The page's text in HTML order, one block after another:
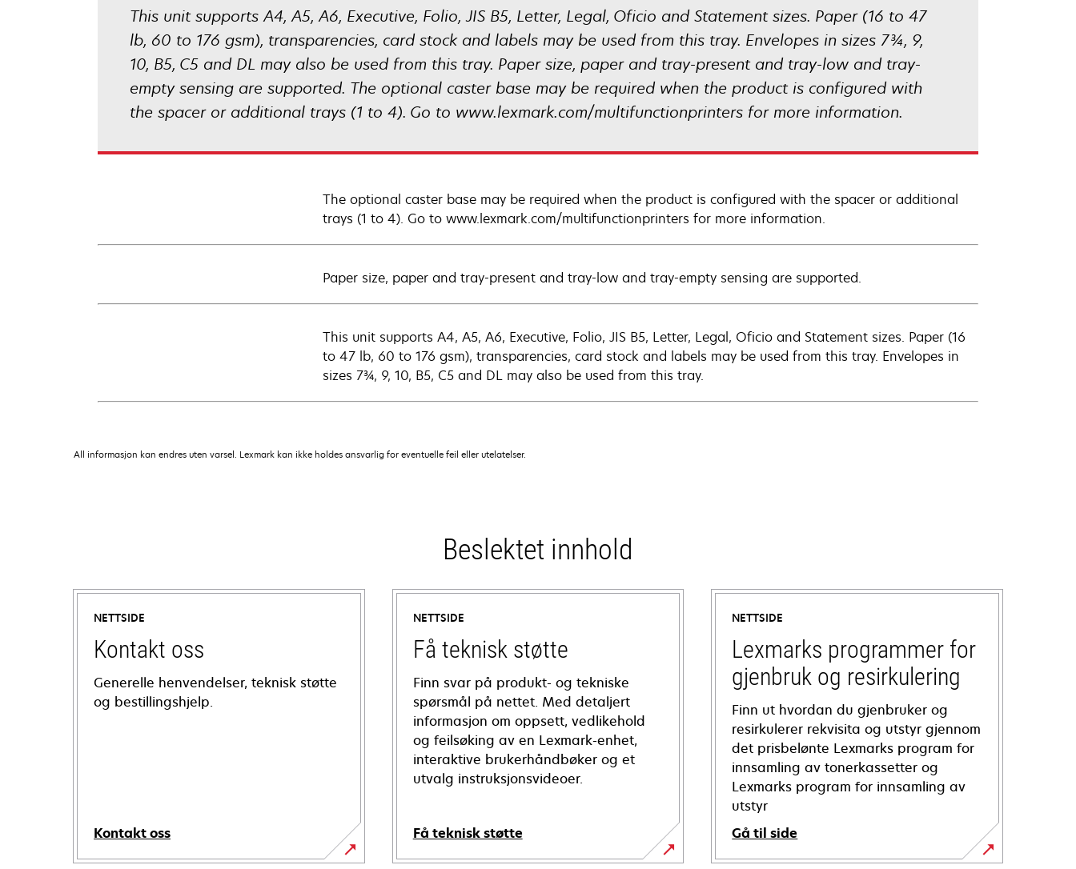
This unit supports A4, A5, A6, Executive, Folio, JIS B5, Letter, Legal, Oficio and Statement sizes. Paper (16 to 47
lb, 60 to 176 gsm), transparencies, card stock and labels may be used from this tray. Envelopes in sizes 7¾, 9,
10, B5, C5 and DL may also be used from this tray. Paper size, paper and tray-present and tray-low and tray-
empty sensing are supported. The optional caster base may be required when the product is configured with
the spacer or additional trays (1 to 4). Go to www.lexmark.com/multifunctionprinters for more information.
The optional caster base may be required when the product is configured with the spacer or additional
trays (1 to 4). Go to www.lexmark.com/multifunctionprinters for more information.
Paper size, paper and tray-present and tray-low and tray-empty sensing are supported.
This unit supports A4, A5, A6, Executive, Folio, JIS B5, Letter, Legal, Oficio and Statement sizes. Paper (16
to 47 lb, 60 to 176 gsm), transparencies, card stock and labels may be used from this tray. Envelopes in
sizes 7¾, 9, 10, B5, C5 and DL may also be used from this tray.
All informasjon kan endres uten varsel. Lexmark kan ikke holdes ansvarlig for eventuelle feil eller utelatelser.
Beslektet innhold
NETTSIDE
Kontakt oss
Generelle henvendelser, teknisk støtte
og bestillingshjelp.
Kontakt oss
NETTSIDE
Få teknisk støtte
Finn svar på produkt- og tekniske
spørsmål på nettet. Med detaljert
informasjon om oppsett, vedlikehold
og feilsøking av en Lexmark-enhet,
interaktive brukerhåndbøker og et
utvalg instruksjonsvideoer.
Få teknisk støtte
NETTSIDE
Lexmarks programmer for
gjenbruk og resirkulering
Finn ut hvordan du gjenbruker og
resirkulerer rekvisita og utstyr gjennom
det prisbelønte Lexmarks program for
innsamling av tonerkassetter og
Lexmarks program for innsamling av
utstyr
Gå til side